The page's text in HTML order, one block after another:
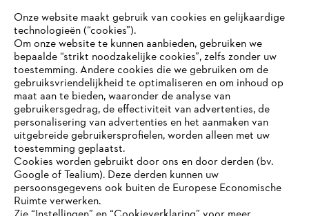
#STIHL
Bedrijf
Onze website maakt gebruik van cookies en gelijkaardige
technologieën (“cookies”).
Om onze website te kunnen aanbieden, gebruiken we
bepaalde “strikt noodzakelijke cookies”, zelfs zonder uw
toestemming. Andere cookies die we gebruiken om de
gebruiksvriendelijkheid te optimaliseren en om inhoud op
maat aan te bieden, waaronder de analyse van
gebruikersgedrag, de effectiviteit van advertenties, de
personalisering van advertenties en het aanmaken van
uitgebreide gebruikersprofielen, worden alleen met uw
toestemming geplaatst.
Cookies worden gebruikt door ons en door derden (bv.
Google of Tealium). Deze derden kunnen uw
persoonsgegevens ook buiten de Europese Economische
Ruimte verwerken.